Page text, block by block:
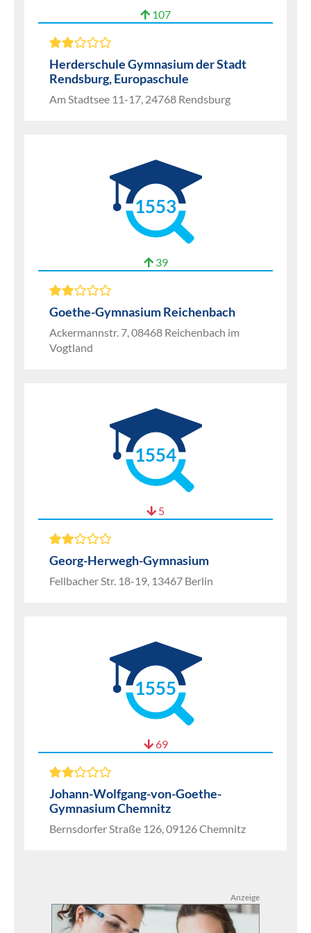
107
Herderschule Gymnasium der Stadt
Rendsburg, Europaschule
Am Stadtsee 11-17, 24768 Rendsburg
1553
39
Goethe-Gymnasium Reichenbach
Ackermannstr. 7, 08468 Reichenbach im
Vogtland
1554
5
Georg-Herwegh-Gymnasium
Fellbacher Str. 18-19, 13467 Berlin
1555
69
Johann-Wolfgang-von-Goethe-
Gymnasium Chemnitz
Bernsdorfer Straße 126, 09126 Chemnitz
Anzeige